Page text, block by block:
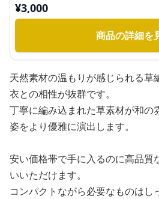
¥3,000
商品の詳細を
天然素材の温もりが感じられる草
衣との相性が抜群です。
丁寧に編み込まれた草素材が和の
姿をより優雅に演出します。
安い価格帯で手に入るのに高品質
いいただけます。
コンパクトながら必要なものはし